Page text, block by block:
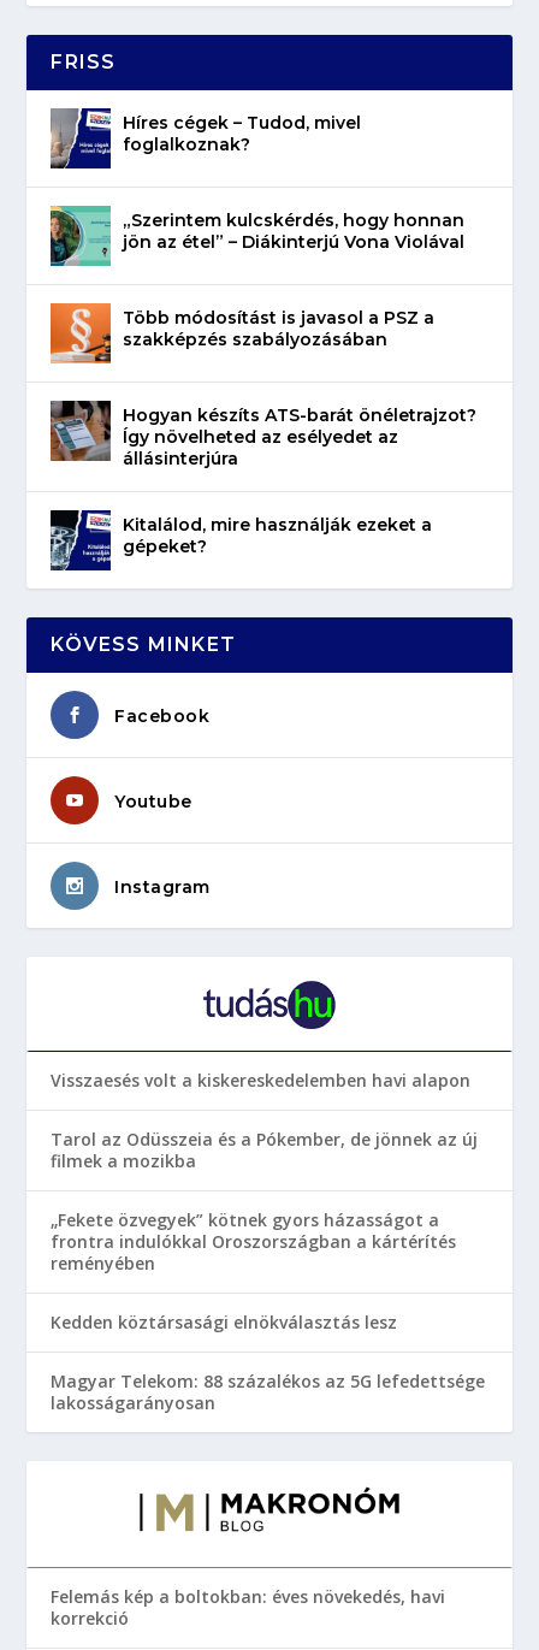
FRISS
Híres cégek – Tudod, mivel
foglalkoznak?
„Szerintem kulcskérdés, hogy honnan
jön az étel” – Diákinterjú Vona Violával
Több módosítást is javasol a PSZ a
szakképzés szabályozásában
Hogyan készíts ATS-barát önéletrajzot?
Így növelheted az esélyedet az
állásinterjúra
Kitalálod, mire használják ezeket a
gépeket?
KÖVESS MINKET
Facebook
Youtube
Instagram
Visszaesés volt a kiskereskedelemben havi alapon
Tarol az Odüsszeia és a Pókember, de jönnek az új
filmek a mozikba
„Fekete özvegyek” kötnek gyors házasságot a
frontra indulókkal Oroszországban a kártérítés
reményében
Kedden köztársasági elnökválasztás lesz
Magyar Telekom: 88 százalékos az 5G lefedettsége
lakosságarányosan
Felemás kép a boltokban: éves növekedés, havi
korrekció